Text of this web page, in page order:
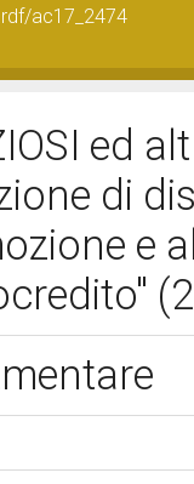
ac17_2474
ed
di
e